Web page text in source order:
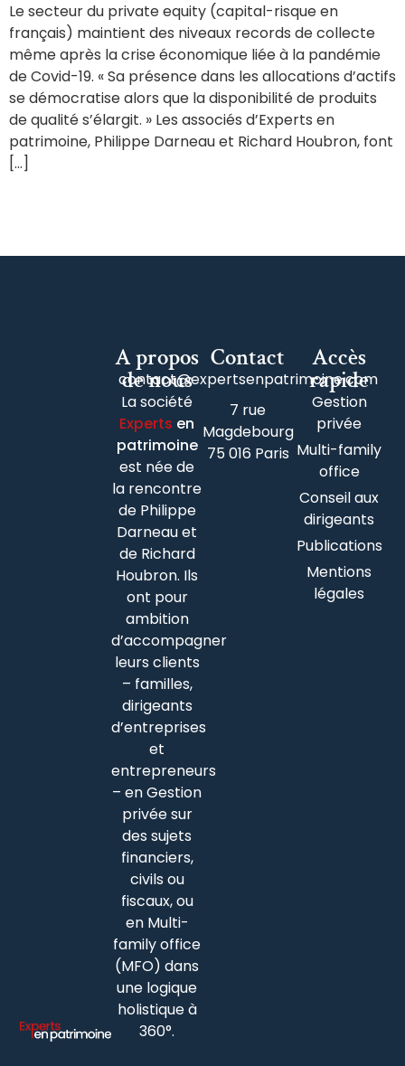
Le secteur du private equity (capital-risque en
français) maintient des niveaux records de collecte
même après la crise économique liée à la pandémie
de Covid-19. « Sa présence dans les allocations d’actifs
se démocratise alors que la disponibilité de produits
de qualité s’élargit. » Les associés d’Experts en
patrimoine, Philippe Darneau et Richard Houbron, font
[…]
A propos
de nous
La société
Experts en
patrimoine
est née de
la rencontre
de Philippe
Darneau et
de Richard
Houbron. Ils
ont pour
ambition
d’accompagner
leurs clients
– familles,
dirigeants
d’entreprises
et
entrepreneurs
– en Gestion
privée sur
des sujets
financiers,
civils ou
fiscaux, ou
en Multi-
family office
(MFO) dans
une logique
holistique à
360°.
Contact
contact@expertsenpatrimoine.com
7 rue
Magdebourg
75 016 Paris
Accès
rapide
Gestion
privée
Multi-family
office
Conseil aux
dirigeants
Publications
Mentions
légales